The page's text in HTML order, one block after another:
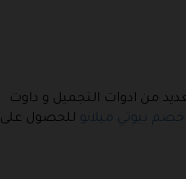
من ادوات التجميل و داوت
بيوتي ميلانو للحصول على